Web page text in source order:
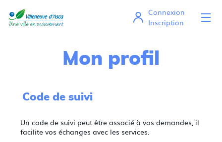
Mes démarches en ligne
Connexion
Inscription
Mon profil
Code de suivi
Un code de suivi peut être associé à vos demandes, il
facilite vos échanges avec les services.